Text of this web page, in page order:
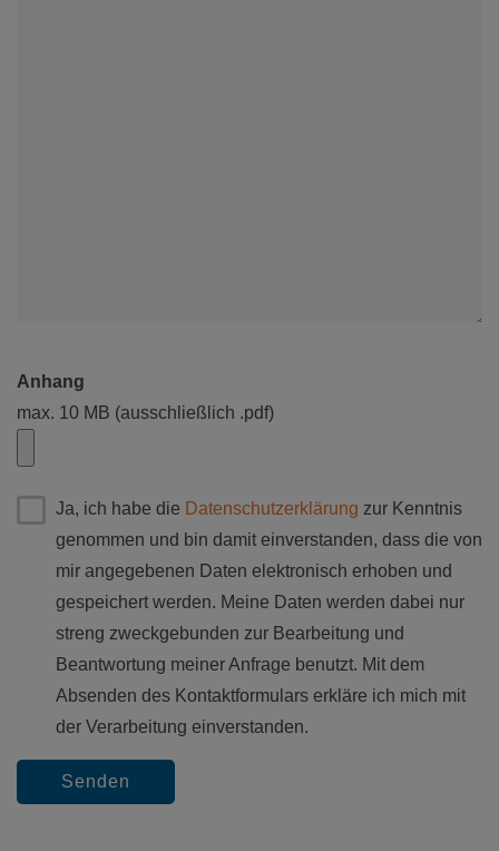
Anhang
max. 10 MB (ausschließlich .pdf)
Ja, ich habe die Datenschutzerklärung zur Kenntnis
genommen und bin damit einverstanden, dass die von
mir angegebenen Daten elektronisch erhoben und
gespeichert werden. Meine Daten werden dabei nur
streng zweckgebunden zur Bearbeitung und
Beantwortung meiner Anfrage benutzt. Mit dem
Absenden des Kontaktformulars erkläre ich mich mit
der Verarbeitung einverstanden.
Senden